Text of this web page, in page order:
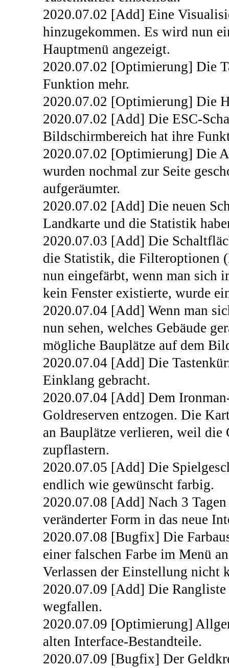
2020.07.02 [Add] Eine
hinzugekommen. Es wird nun
Hauptmenü angezeigt.
2020.07.02 [Optimierung] Die
Funktion mehr.
2020.07.02 [Optimierung] Die
2020.07.02 [Add] Die ESC-
Bildschirmbereich hat ihre
2020.07.02 [Optimierung] Die
wurden nochmal zur Seite
aufgeräumter.
2020.07.02 [Add] Die neuen
Landkarte und die Statistik
2020.07.03 [Add] Die
die Statistik, die Filteroptionen
nun eingefärbt, wenn man sich
kein Fenster existierte, wurde
2020.07.04 [Add] Wenn man
nun sehen, welches Gebäude
mögliche Bauplätze auf dem
2020.07.04 [Add] Die
Einklang gebracht.
2020.07.04 [Add] Dem
Goldreserven entzogen. Die
an Bauplätze verlieren, weil die
zupflastern.
2020.07.05 [Add] Die
endlich wie gewünscht farbig.
2020.07.08 [Add] Nach 3
veränderter Form in das neue
2020.07.08 [Bugfix] Die
einer falschen Farbe im Menü
Verlassen der Einstellung nicht
2020.07.09 [Add] Die
wegfallen.
2020.07.09 [Optimierung]
alten Interface-Bestandteile.
2020.07.09 [Bugfix] Der